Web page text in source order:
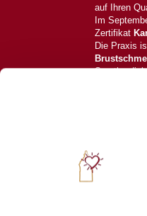
auf Ihren
Im
Zertifikat
Die Praxis